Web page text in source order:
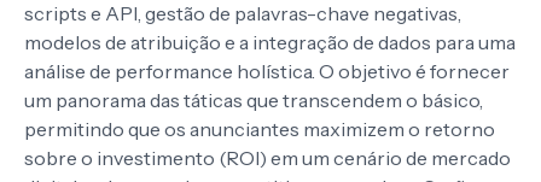
scripts e API, gestão de palavras-chave negativas,
modelos de atribuição e a integração de dados para uma
análise de performance holística. O objetivo é fornecer
um panorama das táticas que transcendem o básico,
permitindo que os anunciantes maximizem o retorno
sobre o investimento (ROI) em um cenário de mercado